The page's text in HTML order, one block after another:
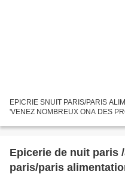
EPICRIE SNUIT PARIS/PARIS
'VENEZ NOMBREUX ONA DES
Epicerie de nuit paris
paris/paris